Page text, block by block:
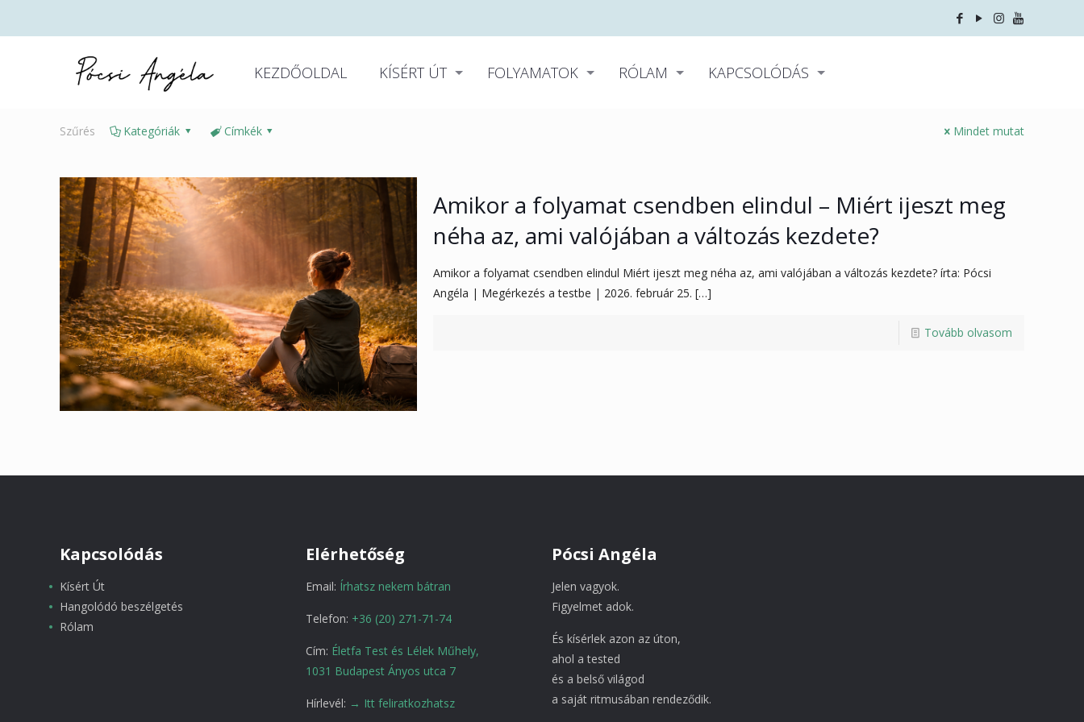
KEZDŐOLDAL KÍSÉRT ÚT FOLYAMATOK RÓLAM KAPCSOLÓDÁS
Szűrés Kategóriák Címkék Mindet mutat
Amikor a folyamat csendben elindul – Miért ijeszt meg
néha az, ami valójában a változás kezdete?
Amikor a folyamat csendben elindul Miért ijeszt meg néha az, ami valójában a változás kezdete? írta: Pócsi
Angéla | Megérkezés a testbe | 2026. február 25. […]
Tovább olvasom
Kapcsolódás
Kísért Út
Hangolódó beszélgetés
Rólam
Elérhetőség
Email: Írhatsz nekem bátran
Telefon: +36 (20) 271-71-74
Cím: Életfa Test és Lélek Műhely,
1031 Budapest Ányos utca 7
Hírlevél: → Itt feliratkozhatsz
Pócsi Angéla
Jelen vagyok.
Figyelmet adok.
És kísérlek azon az úton,
ahol a tested
és a belső világod
a saját ritmusában rendeződik.